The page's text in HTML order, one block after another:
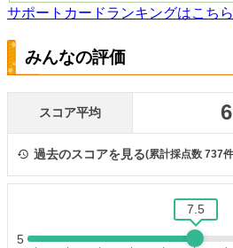
サポートカードランキングはこちら
みんなの評価